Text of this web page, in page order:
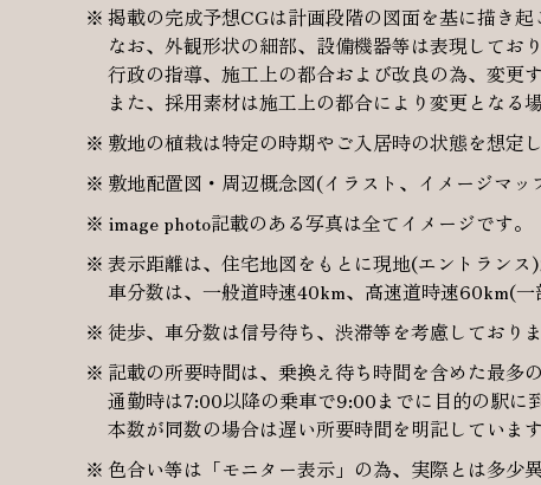
掲載の完成予想CGは計画段階の図面を基に描き
なお、外観形状の細部、設備機器等は表現しており
行政の指導、施工上の都合および改良の為、変更
また、採用素材は施工上の都合により変更となる
敷地の植栽は特定の時期やご入居時の状態を想定
敷地配置図・周辺概念図(イラスト、イメージマ
image photo記載のある写真は全てイメージです。
表示距離は、住宅地図をもとに現地(エントラン
車分数は、一般道時速40km、高速道時速60km(
徒歩、車分数は信号待ち、渋滞等を考慮しておりま
記載の所要時間は、乗換え待ち時間を含めた最多
通勤時は7:00以降の乗車で9:00までに目的の駅に
本数が同数の場合は遅い所要時間を明記してい
色合い等は「モニター表示」の為、実際とは多少異